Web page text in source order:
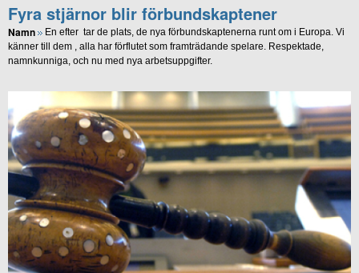
Fyra stjärnor blir förbundskaptener
Namn
En efter tar de plats, de nya förbundskaptenerna runt om i Europa. Vi
känner till dem , alla har förflutet som framträdande spelare. Respektade,
namnkunniga, och nu med nya arbetsuppgifter.